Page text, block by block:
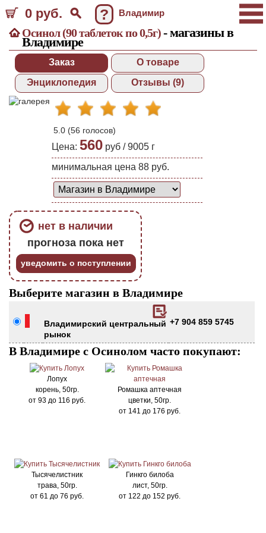
0 руб. ? Владимир
Осинол (90 таблеток по 0,5г)- магазины в
Владимире
Заказ
О товаре
Энциклопедия
Отзывы (9)
5.0 (56 голосов)
Цена: 560 руб /9005 г
минимальная цена 88 руб.
нет в наличии
прогноза пока нет
уведомить о поступлении
Выберите магазин в Владимире
Владимирский центральный
рынок
+7 904 859 5745
В Владимире с Осинолом часто покупают:
Лопух
корень, 50гр.
от 93 до 116 руб.
Ромашка аптечная
цветки, 50гр.
от 141 до 176 руб.
Тысячелистник
трава, 50гр.
от 61 до 76 руб.
Гинкго билоба
лист, 50гр.
от 122 до 152 руб.